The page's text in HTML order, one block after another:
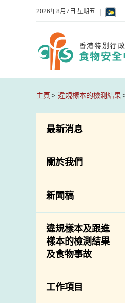
2026年8月7日 星期五
主頁 違規樣本的檢測結果
最新消息
食物警報 / 致敏物
警報
活動
關於我們
組織結構
介紹短片
新聞稿
違規樣本及跟進
樣本的檢測結果
及食物事故
工作項目